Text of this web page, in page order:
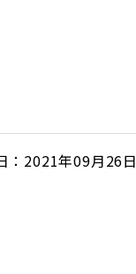
：2021年09月26日